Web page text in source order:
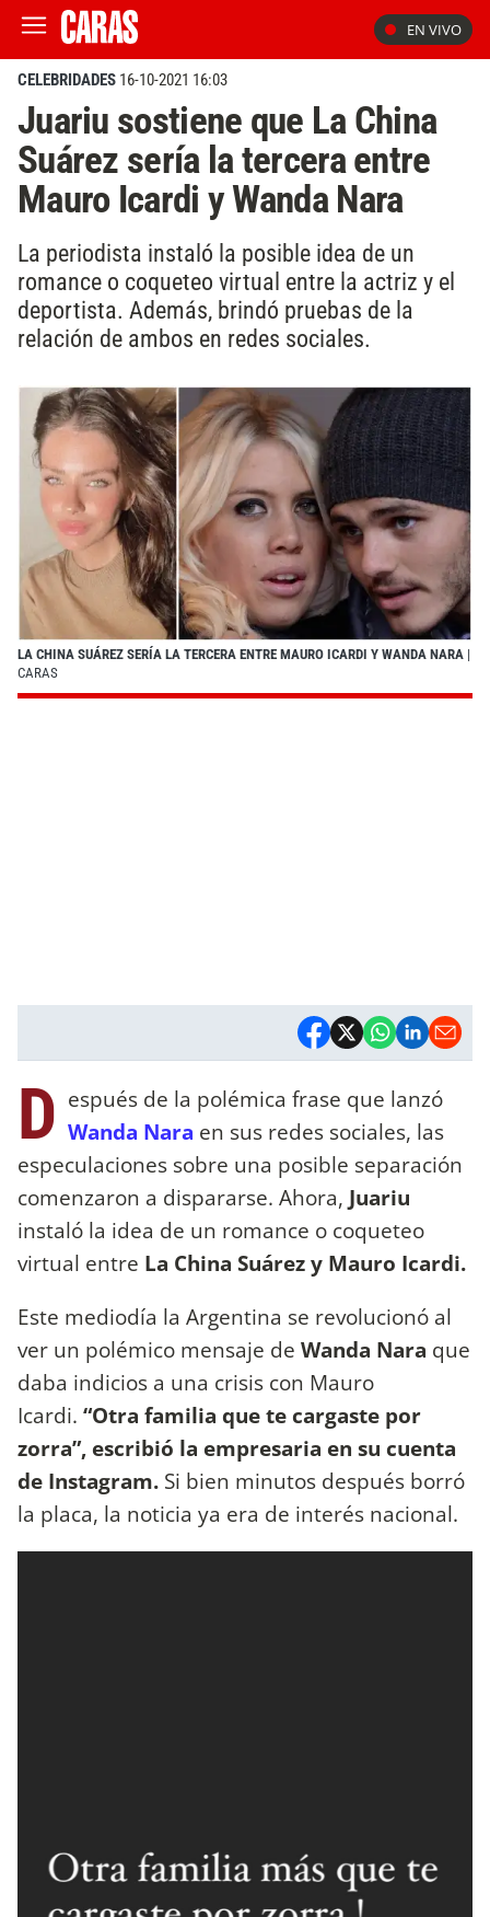
EN VIVO
CELEBRIDADES 16-10-2021 16:03
Juariu sostiene que La China
Suárez sería la tercera entre
Mauro Icardi y Wanda Nara
La periodista instaló la posible idea de un
romance o coqueteo virtual entre la actriz y el
deportista. Además, brindó pruebas de la
relación de ambos en redes sociales.
LA CHINA SUÁREZ SERÍA LA TERCERA ENTRE MAURO ICARDI Y WANDA NARA |
CARAS
D espués de la polémica frase que lanzó
Wanda Nara en sus redes sociales, las
especulaciones sobre una posible separación
comenzaron a dispararse. Ahora, Juariu
instaló la idea de un romance o coqueteo
virtual entre La China Suárez y Mauro Icardi.
Este mediodía la Argentina se revolucionó al
ver un polémico mensaje de Wanda Nara que
daba indicios a una crisis con Mauro
Icardi. “Otra familia que te cargaste por
zorra”, escribió la empresaria en su cuenta
de Instagram. Si bien minutos después borró
la placa, la noticia ya era de interés nacional.